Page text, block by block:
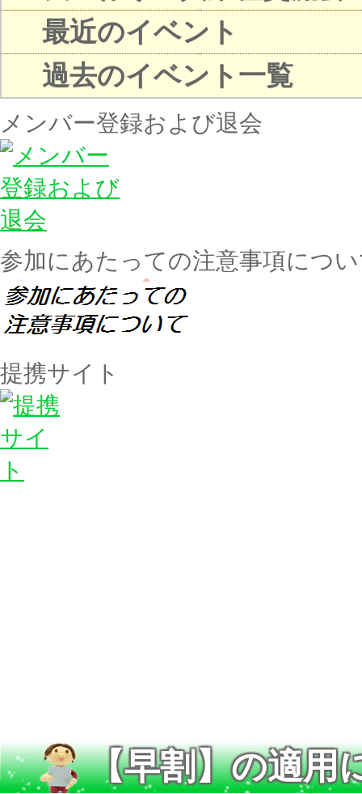
最近のイベント
過去のイベント一覧
メンバー登録および退会
参加にあたっての注意事項につ
提携サイト
【早割】の適用